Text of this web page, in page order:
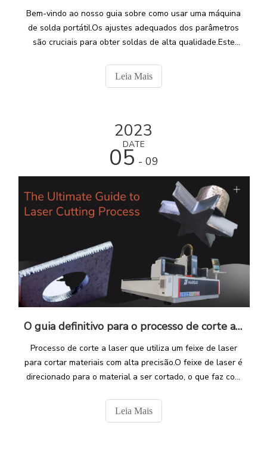
Bem-vindo ao nosso guia sobre como usar uma máquina
de solda portátil.Os ajustes adequados dos parâmetros
são cruciais para obter soldas de alta qualidade.Este
exemplo detalhado do processo e dicas para ajustar sua
máquina.
Leia Mais
2023
DATE
05 - 09
O guia definitivo para o processo de corte a laser
Processo de corte a laser que utiliza um feixe de laser
para cortar materiais com alta precisão.O feixe de laser é
direcionado para o material a ser cortado, o que faz com
por um jato de gás, dependendo do tipo de laser e do
material a ser
Leia Mais